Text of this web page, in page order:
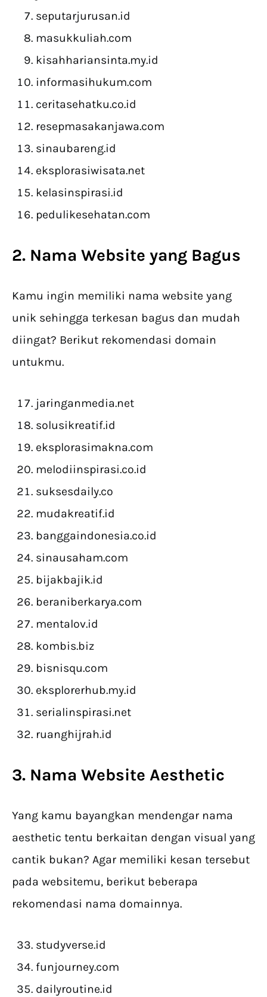
seputarjurusan.id
masukkuliah.com
kisahhariansinta.my.id
informasihukum.com
ceritasehatku.co.id
resepmasakanjawa.com
sinaubareng.id
eksplorasiwisata.net
kelasinspirasi.id
pedulikesehatan.com
2. Nama Website yang Bagus
Kamu ingin memiliki nama website yang
unik sehingga terkesan bagus dan mudah
diingat? Berikut rekomendasi domain
untukmu.
jaringanmedia.net
solusikreatif.id
eksplorasimakna.com
melodiinspirasi.co.id
suksesdaily.co
mudakreatif.id
banggaindonesia.co.id
sinausaham.com
bijakbajik.id
beraniberkarya.com
mentalov.id
kombis.biz
bisnisqu.com
eksplorerhub.my.id
serialinspirasi.net
ruanghijrah.id
3. Nama Website Aesthetic
Yang kamu bayangkan mendengar nama
aesthetic tentu berkaitan dengan visual yang
cantik bukan? Agar memiliki kesan tersebut
pada websitemu, berikut beberapa
rekomendasi nama domainnya.
studyverse.id
funjourney.com
dailyroutine.id